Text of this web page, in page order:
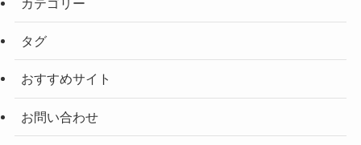
カテゴリー
タグ
おすすめサイト
お問い合わせ